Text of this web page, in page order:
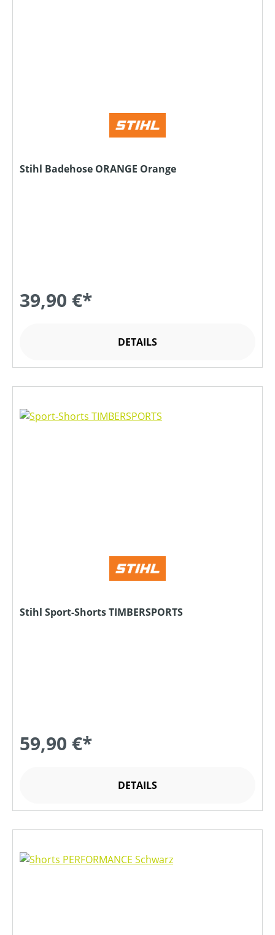
Stihl Badehose ORANGE Orange
39,90 €*
DETAILS
Stihl Sport-Shorts TIMBERSPORTS
59,90 €*
DETAILS